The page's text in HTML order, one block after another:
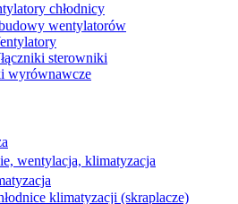
chłodnicy
wentylatorów
sterowniki
wyrównawcze
wentylacja, klimatyzacja
klimatyzacji (skraplacze)